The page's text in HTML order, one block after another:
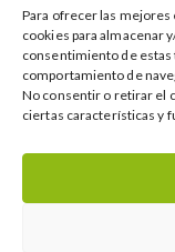
Para ofrecer las
cookies para almacenar
consentimiento de
comportamiento de
No consentir o retirar el
ciertas características y
Categories